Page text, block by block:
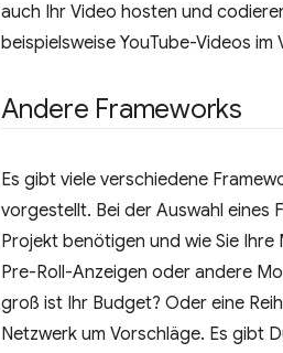
auch Ihr Video hosten und
beispielsweise YouTube-Videos
Andere Frameworks
Es gibt viele verschiedene
vorgestellt. Bei der Auswahl eines
Projekt benötigen und wie Sie
Pre-Roll-Anzeigen oder andere
groß ist Ihr Budget? Oder eine
Netzwerk um Vorschläge. Es gibt